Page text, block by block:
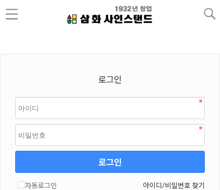
로그인
로그인
자동로그인 아이디/비밀번호 찾기